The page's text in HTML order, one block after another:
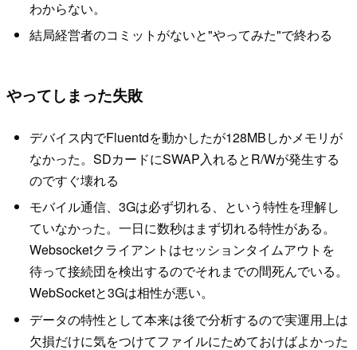
わからない。
結局経営者のコミットがないと"やってみた"で終わる
やってしまった失敗
デバイス内でFluentdを動かしたが128MBしかメモリが
なかった。SDカードにSWAP入れるとR/Wが発生する
のですぐ壊れる
モバイル通信、3Gは必ず切れる、という特性を理解し
ていなかった。一日に数秒はまず切れる特性がある。
Websocketクライアントはセッションタイムアウトを
待って接続団を検出するのでそれまでの間死んでいる。
WebSocketと3Gは相性が悪い。
データの特性として本来は後で分析するので実運用上は
欠損だけに気をつけてファイルにためておけばよかった